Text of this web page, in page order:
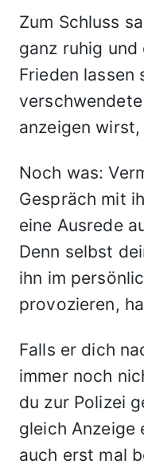
Zum Schluss
ganz ruhig
Frieden lassen
anzeigen
Noch was:
Gespräch mit
eine Ausrede
Denn selbst
ihn im
provozieren,
Falls er dich
immer noch
du zur Polizei
gleich Anzeige
auch erst mal